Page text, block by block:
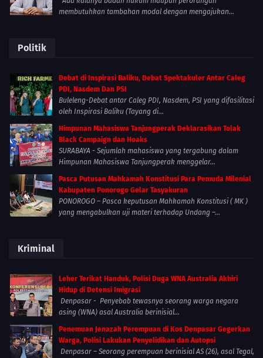
membutuhkan tambahan modal dengan mengajukan...
Politik
Debat di Inspirasi Baliku, Debat Spektakuler Antar Caleg
PDI, Nasdem Dan PSI
Buleleng-Debat antar Caleg PDI, Nasdem, PSI yang difasilitasi
oleh Inspirasi Baliku (Tayang di...
Himpunan Mahasiswa Tanjungperak Deklarasikan Tolak
Black Campaign dan Hoaks
SURABAYA - Sejumlah mahasiswa yang tergabung dalam
Himpunan Mahasiswa Tanjungperak menggelar...
Pasca Putusan Mahkamah Konstitusi Para Pemuda Milenial
Kabupaten Ponorogo Gelar Tasyakuran
PONOROGO – Pasca keputusan Mahkamah Konstitusi ( MK )
yang mengabulkan uji materi terhadap Undang –...
Kriminal
Leher Terikat Handuk, Polisi Duga WNA Australia Akhiri
Hidup di Detensi Imigrasi
Denpasar - Penyebab tewasnya seorang warga negara
asing (WNA) asal Australia berinisial...
Penemuan Jenazah Perempuan di Kos Denpasar Gegerkan
Warga, Polisi Lakukan Penyelidikan dan Autopsi
Denpasar – Seorang perempuan berinisial AS (26), asal Tegal,